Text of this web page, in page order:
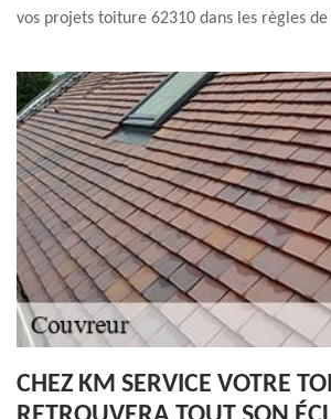
vos projets toiture 62310 dans les règles de
CHEZ KM SERVICE VOTRE